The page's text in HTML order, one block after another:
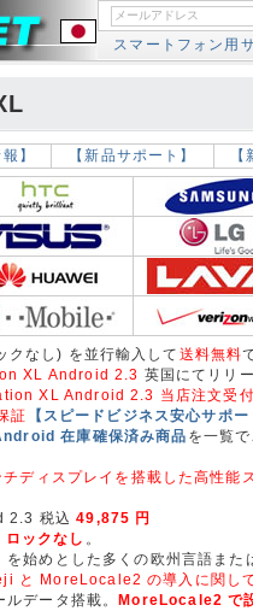
スマートフォン用
】 【新品サポート】
クなし) を並行輸入して 送料無料
XL Android 2.3 英国にてリリ
XL Android 2.3 当店注文受
証
【スピードビジネス安心サポー
在庫確保済み商品 を一覧
ディスプレイを搭載した高性能
2.3 税込49,875 円
ロックなし 。
始めとした多くの欧州言語また
と MoreLocale2 の導入に関し
ルデータ搭載。MoreLocale2 で